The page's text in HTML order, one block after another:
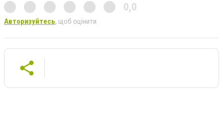
0,0
Авторизуйтесь, щоб оцінити